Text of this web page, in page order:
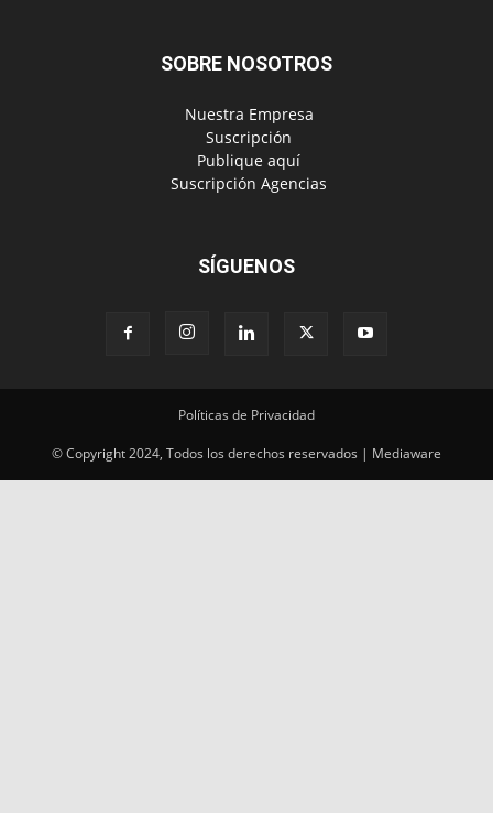
SOBRE NOSOTROS
‎ Nuestra Empresa
‎ Suscripción
‎ Publique aquí
‎ Suscripción Agencias
SÍGUENOS
Políticas de Privacidad
© Copyright 2024, Todos los derechos reservados | Mediaware